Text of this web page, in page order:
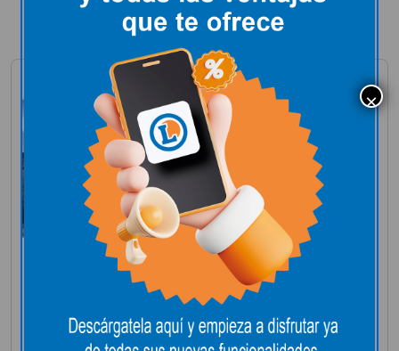
E.Leclerc en los medios